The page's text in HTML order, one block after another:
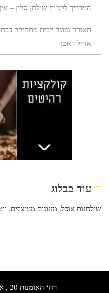
המדריך לקניית שולחן סלון –
תאורה נכונה לבית מתחילה
אהיל ראטן
עוד בבלוג
שולחנות אוכל, מזנונים מעוצבים,
רח‘ האומנות 20 , א.ת חדש נתניה, טלפון: